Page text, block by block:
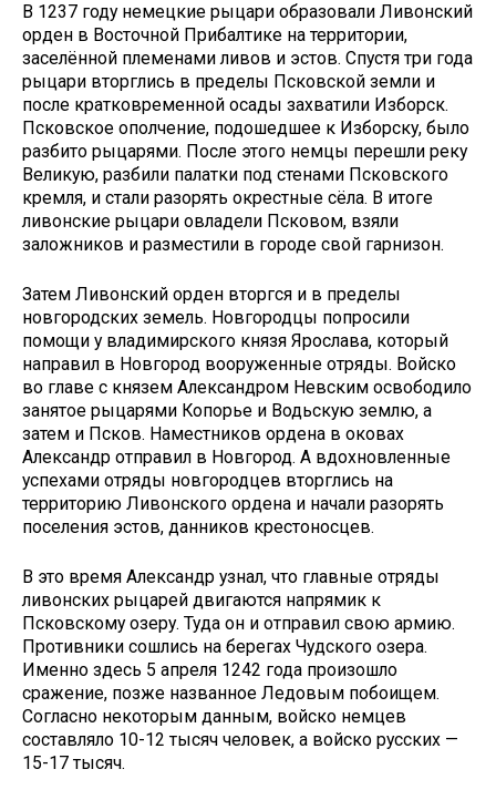
В 1237 году немецкие рыцари образовали Ливонский
орден в Восточной Прибалтике на территории,
заселённой племенами ливов и эстов. Спустя три года
рыцари вторглись в пределы Псковской земли и
после кратковременной осады захватили Изборск.
Псковское ополчение, подошедшее к Изборску, было
разбито рыцарями. После этого немцы перешли реку
Великую, разбили палатки под стенами Псковского
кремля, и стали разорять окрестные сёла. В итоге
ливонские рыцари овладели Псковом, взяли
заложников и разместили в городе свой гарнизон.
Затем Ливонский орден вторгся и в пределы
новгородских земель. Новгородцы попросили
помощи у владимирского князя Ярослава, который
направил в Новгород вооруженные отряды. Войско
во главе с князем Александром Невским освободило
занятое рыцарями Копорье и Водьскую землю, а
затем и Псков. Наместников ордена в оковах
Александр отправил в Новгород. А вдохновленные
успехами отряды новгородцев вторглись на
территорию Ливонского ордена и начали разорять
поселения эстов, данников крестоносцев.
В это время Александр узнал, что главные отряды
ливонских рыцарей двигаются напрямик к
Псковскому озеру. Туда он и отправил свою армию.
Противники сошлись на берегах Чудского озера.
Именно здесь 5 апреля 1242 года произошло
сражение, позже названное Ледовым побоищем.
Согласно некоторым данным, войско немцев
составляло 10-12 тысяч человек, а войско русских —
15-17 тысяч.